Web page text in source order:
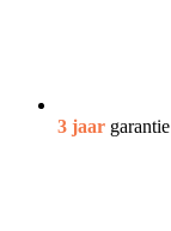
3 jaar garantie